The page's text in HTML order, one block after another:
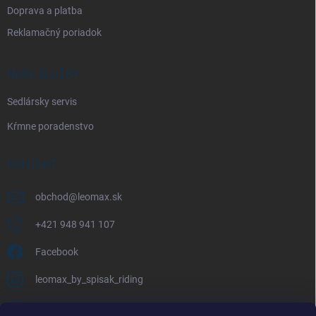
Doprava a platba
Reklamačný poriadok
NAŠE SLUŽBY
Sedlársky servis
Kŕmne poradenstvo
KONTAKT
obchod@ leomax.sk
+421 948 941 107
Facebook
leomax_by_spisak_riding